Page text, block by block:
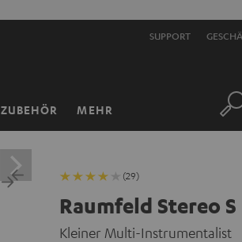
SUPPORT
ZUBEHÖR MEHR Suche
(29)
Raumfeld Stereo S
Kleiner Multi-Instrumentalist